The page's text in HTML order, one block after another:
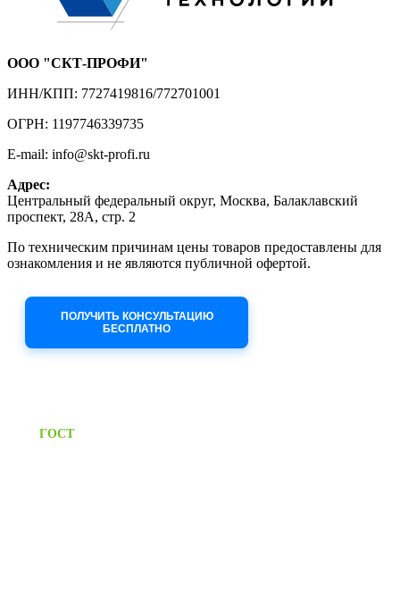
ООО "СКТ-ПРОФИ"
ИНН/КПП: 7727419816/772701001
ОГРН: 1197746339735
E-mail: info@skt-profi.ru
Адрес:
Центральный федеральный округ, Москва, Балаклавский
проспект, 28А, стр. 2
По техническим причинам цены товаров предоставлены для
ознакомления и не являются публичной офертой.
ПОЛУЧИТЬ КОНСУЛЬТАЦИЮ
БЕСПЛАТНО
ГОСТПредоставляем паспорт